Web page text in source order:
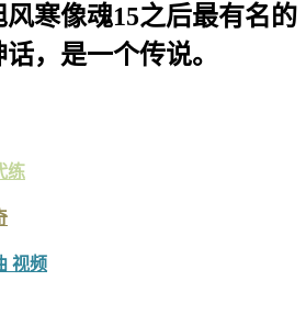
寒像魂15之后最有名的
，是一个传说。
练
视频